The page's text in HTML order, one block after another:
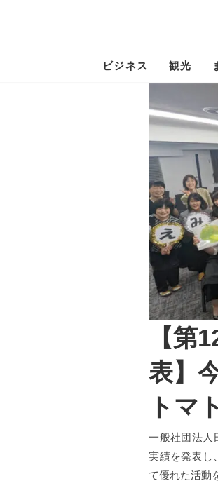
ビジネス 観光
【第
表】
トマ
一般社団法人
実績を発表し
て優れた活動